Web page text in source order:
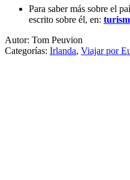
Para saber más sobre el
escrito sobre él, en:
Autor: Tom Peuvion
Categorías: Irlanda, Viajar por